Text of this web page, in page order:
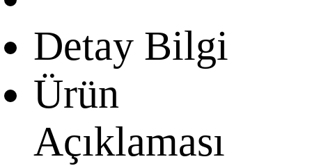
Detay Bilgi
Ürün
Açıklaması